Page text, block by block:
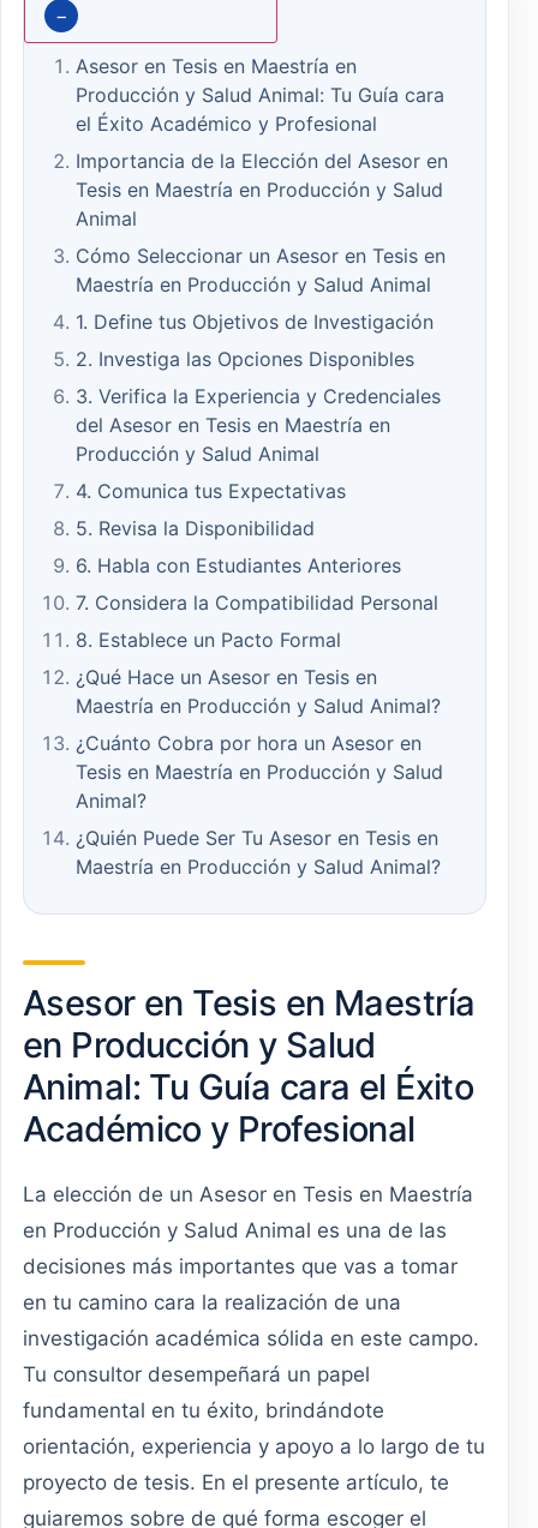
−
Asesor en Tesis en Maestría en
Producción y Salud Animal: Tu Guía cara
el Éxito Académico y Profesional
Importancia de la Elección del Asesor en
Tesis en Maestría en Producción y Salud
Animal
Cómo Seleccionar un Asesor en Tesis en
Maestría en Producción y Salud Animal
1. Define tus Objetivos de Investigación
2. Investiga las Opciones Disponibles
3. Verifica la Experiencia y Credenciales
del Asesor en Tesis en Maestría en
Producción y Salud Animal
4. Comunica tus Expectativas
5. Revisa la Disponibilidad
6. Habla con Estudiantes Anteriores
7. Considera la Compatibilidad Personal
8. Establece un Pacto Formal
¿Qué Hace un Asesor en Tesis en
Maestría en Producción y Salud Animal?
¿Cuánto Cobra por hora un Asesor en
Tesis en Maestría en Producción y Salud
Animal?
¿Quién Puede Ser Tu Asesor en Tesis en
Maestría en Producción y Salud Animal?
Asesor en Tesis en Maestría
en Producción y Salud
Animal: Tu Guía cara el Éxito
Académico y Profesional
La elección de un Asesor en Tesis en Maestría
en Producción y Salud Animal es una de las
decisiones más importantes que vas a tomar
en tu camino cara la realización de una
investigación académica sólida en este campo.
Tu consultor desempeñará un papel
fundamental en tu éxito, brindándote
orientación, experiencia y apoyo a lo largo de tu
proyecto de tesis. En el presente artículo, te
guiaremos sobre de qué forma escoger el